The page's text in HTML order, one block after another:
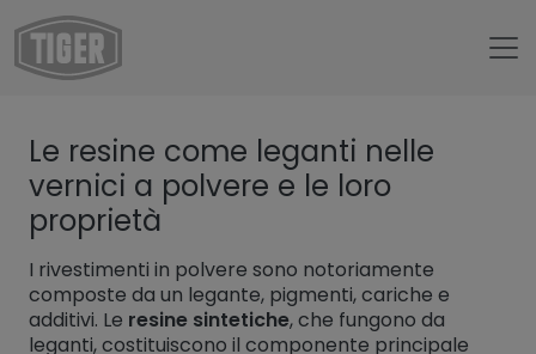
Chi siamo
Untermenü öffnen für „TIGER Group“
Blog
Untermenü öffnen für „TIGER Blog“
Resine per verniciatura a polvere
Le resine come leganti nelle
vernici a polvere e le loro
proprietà
I rivestimenti in polvere sono notoriamente
composte da un legante, pigmenti, cariche e
additivi. Le resine sintetiche, che fungono da
leganti, costituiscono il componente principale